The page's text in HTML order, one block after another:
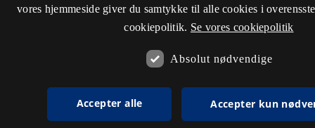
vores hjemmeside giver du samtykke til alle cookies i
cookiepolitik. Se vores cookiepolitik
Absolut nødvendige
Accepter alle Accepter kun